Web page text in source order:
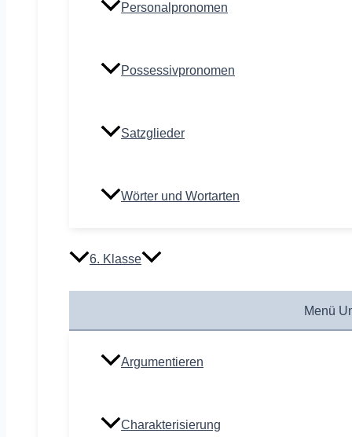
Personalpronomen
Possessivpronomen
Satzglieder
Wörter und Wortarten
6. Klasse
Menü
Argumentieren
Charakterisierung